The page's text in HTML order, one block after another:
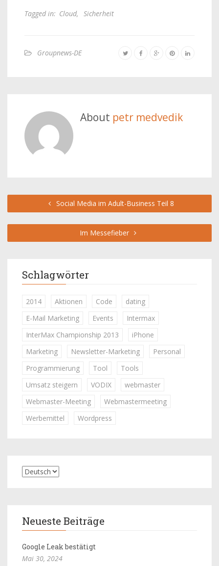
Tagged in: Cloud, Sicherheit
Groupnews-DE
About petr medvedik
Social Media im Adult-Business Teil 8
Im Messefieber
Schlagwörter
2014 Aktionen Code
dating
E-Mail Marketing
Events
Intermax
InterMax Championship 2013
iPhone
Marketing
Newsletter-Marketing
Personal
Programmierung
Tool
Tools
Umsatz steigern
VODIX
webmaster
Webmaster-Meeting
Webmastermeeting
Werbemittel
Wordpress
Neueste Beiträge
Google Leak bestätigt
Mai 30, 2024